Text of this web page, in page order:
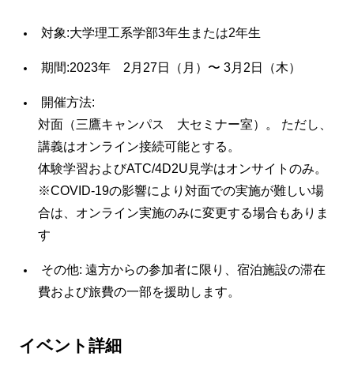
対象:大学理工系学部3年生または2年生
期間:2023年 2月27日（月）〜 3月2日（木）
開催方法:
対面（三鷹キャンパス 大セミナー室）。 ただし、
講義はオンライン接続可能とする。
体験学習およびATC/4D2U見学はオンサイトのみ。
※COVID-19の影響により対面での実施が難しい場
合は、オンライン実施のみに変更する場合もありま
す
その他: 遠方からの参加者に限り、宿泊施設の滞在
費および旅費の一部を援助します。
イベント詳細